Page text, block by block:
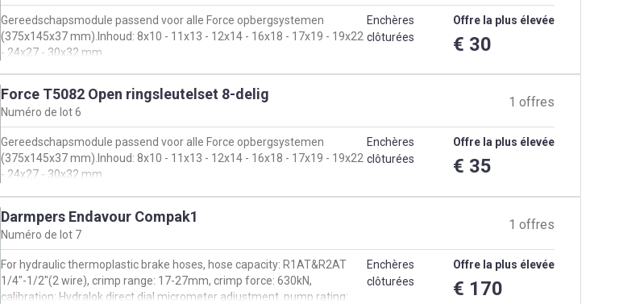
Gereedschapsmodule passend voor alle Force opbergsystemen
(375x145x37 mm).Inhoud: 8x10 - 11x13 - 12x14 - 16x18 - 17x19 - 19x22
- 24x27 - 30x32 mm.
Enchères
clôturées
Offre la plus élevée
€ 30
Force T5082 Open ringsleutelset 8-delig
Numéro de lot6
1 offres
Gereedschapsmodule passend voor alle Force opbergsystemen
(375x145x37 mm).Inhoud: 8x10 - 11x13 - 12x14 - 16x18 - 17x19 - 19x22
- 24x27 - 30x32 mm.
Enchères
clôturées
Offre la plus élevée
€ 35
Darmpers Endavour Compak1
Numéro de lot 7
1 offres
For hydraulic thermoplastic brake hoses, hose capacity: R1AT&R2AT
1/4"-1/2"(2 wire), crimp range: 17-27mm, crimp force: 630kN,
calibration: Hydralok direct dial micrometer adjustment, pump rating:
Enchères
clôturées
Offre la plus élevée
€ 170